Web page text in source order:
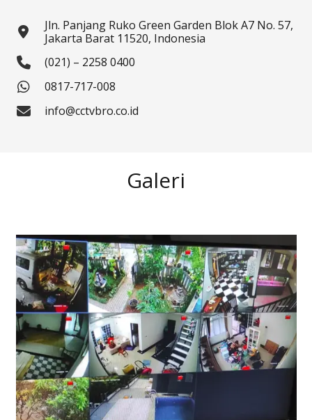
Jln. Panjang Ruko Green Garden Blok A7 No. 57,
Jakarta Barat 11520, Indonesia
(021) – 2258 0400
0817-717-008
info@cctvbro.co.id
Galeri